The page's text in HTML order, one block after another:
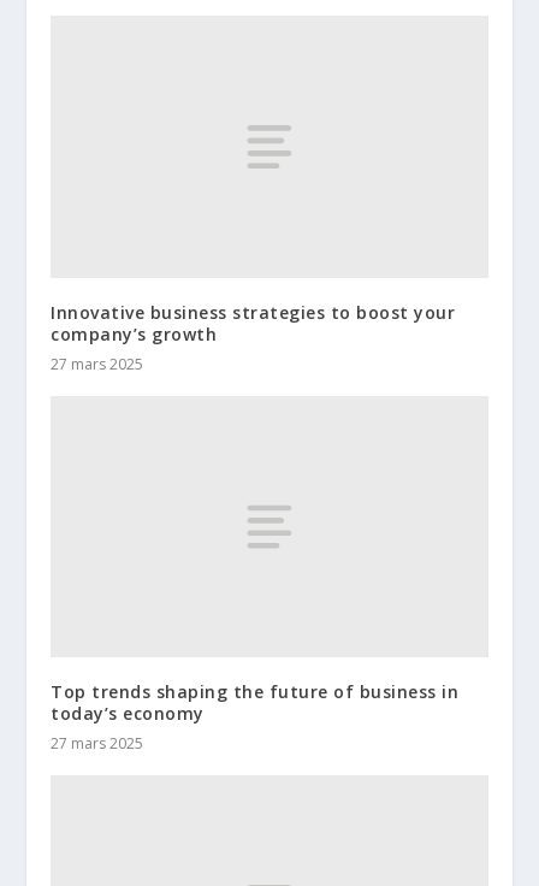
Innovative business strategies to boost your
company’s growth
27 mars 2025
Top trends shaping the future of business in
today’s economy
27 mars 2025